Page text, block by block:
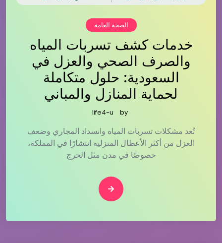
الصحة العامة
خدمات كشف تسربات المياه
والصرف الصحي والعزل في
السعودية: حلول متكاملة
لحماية المنازل والمباني
by
life4-u
تُعد مشكلات تسربات المياه وانسداد المجاري وضعف
العزل من أكثر الأعطال المنزلية انتشارًا في المملكة،
خصوصًا في مدن مثل الخرج